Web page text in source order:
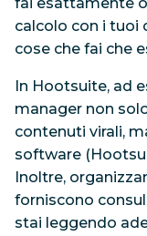
fai esattamente
calcolo con i tuoi
cose che fai che
In Hootsuite, ad
manager non
contenuti virali,
software
Inoltre,
forniscono
stai leggendo